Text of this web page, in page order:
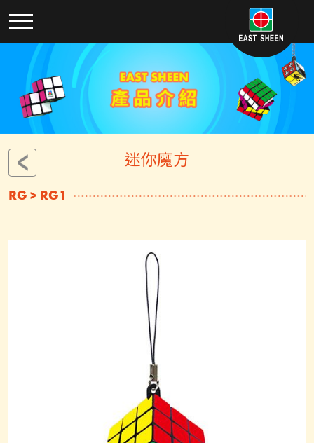
迷你魔方
RG > RG1